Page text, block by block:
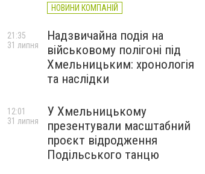
НОВИНИ КОМПАНІЙ
Надзвичайна подія на
військовому полігоні під
Хмельницьким: хронологія
та наслідки
21:35
31 липня
У Хмельницькому
презентували масштабний
проєкт відродження
Подільського танцю
12:01
31 липня